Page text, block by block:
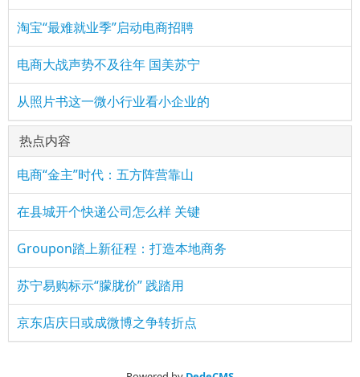
淘宝“最难就业季”启动电商招聘
电商大战声势不及往年 国美苏宁
从照片书这一微小行业看小企业的
热点内容
电商“金主”时代：五方阵营靠山
在县城开个快递公司怎么样 关键
Groupon踏上新征程：打造本地商务
苏宁易购标示“朦胧价” 践踏用
京东店庆日或成微博之争转折点